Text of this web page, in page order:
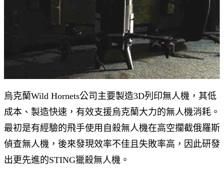
烏克蘭Wild Hornets公司主要製造3D列印無人機，其低
成本、製造快速，有效支援烏克蘭大力的無人機消耗。
最初是有經驗的飛手使用自殺無人機在高空攔截俄羅斯
偵查無人機，後來發現效率不佳且失敗率高，因此研發
出更先進的STING獵殺無人機。